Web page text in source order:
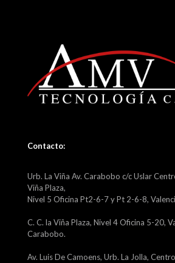
Contacto:
Urb. La Viña Av. Carabobo c/c Uslar
Viña Plaza,
Nivel 5 Oficina Pt2-6-7 y Pt 2-6-8,
C. C. la Viña Plaza, Nivel 4 Oficina 5-20,
Carabobo.
Av. Luis De Camoens, Urb. La Jolla,